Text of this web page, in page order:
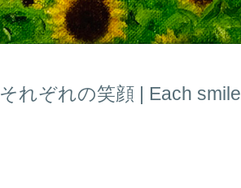
それぞれの笑顔 | Each smile